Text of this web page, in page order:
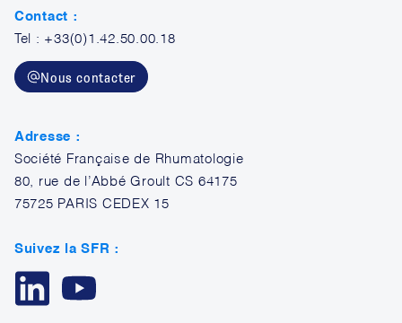
Contact :
Tel : +33(0)1.42.50.00.18
Nous contacter
Adresse :
Société Française de Rhumatologie
80, rue de l’Abbé Groult CS 64175
75725 PARIS CEDEX 15
Suivez la SFR :